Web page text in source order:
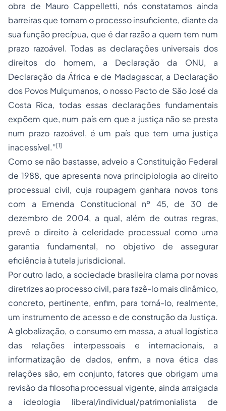
obra de Mauro Cappelletti, nós constatamos ainda
barreiras que tornam o processo insuficiente, diante da
sua função precípua, que é dar razão a quem tem num
prazo razoável. Todas as declarações universais dos
direitos do homem, a Declaração da ONU, a
Declaração da África e de Madagascar, a Declaração
dos Povos Mulçumanos, o nosso Pacto de São José da
Costa Rica, todas essas declarações fundamentais
expõem que, num país em que a justiça não se presta
num prazo razoável, é um país que tem uma justiça
inacessível.”[1]
Como se não bastasse, adveio a Constituição Federal
de 1988, que apresenta nova principiologia ao direito
processual civil, cuja roupagem ganhara novos tons
com a Emenda Constitucional nº 45, de 30 de
dezembro de 2004, a qual, além de outras regras,
prevê o direito à celeridade processual como uma
garantia fundamental, no objetivo de assegurar
eficiência à tutela jurisdicional.
Por outro lado, a sociedade brasileira clama por novas
diretrizes ao processo civil, para fazê-lo mais dinâmico,
concreto, pertinente, enfim, para torná-lo, realmente,
um instrumento de acesso e de construção da Justiça.
A globalização, o consumo em massa, a atual logística
das relações interpessoais e internacionais, a
informatização de dados, enfim, a nova ética das
relações são, em conjunto, fatores que obrigam uma
revisão da filosofia processual vigente, ainda arraigada
a ideologia liberal/individual/patrimonialista de